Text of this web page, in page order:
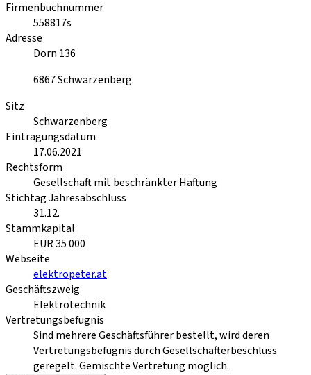
Firmenbuchnummer
558817s
Adresse
Dorn 136
6867Schwarzenberg
Sitz
Schwarzenberg
Eintragungsdatum
17.06.2021
Rechtsform
Gesellschaft mit beschränkter Haftung
Stichtag Jahresabschluss
31.12.
Stammkapital
EUR 35 000
Webseite
elektropeter.at
Geschäftszweig
Elektrotechnik
Vertretungsbefugnis
Sind mehrere Geschäftsführer bestellt, wird deren
Vertretungsbefugnis durch Gesellschafterbeschluss
geregelt. Gemischte Vertretung möglich.